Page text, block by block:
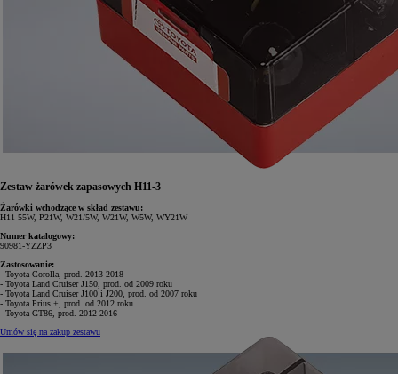
Zestaw żarówek zapasowych H11-3
Żarówki wchodzące w skład zestawu:
H11 55W, P21W, W21/5W, W21W, W5W, WY21W
Numer katalogowy:
90981-YZZP3
Zastosowanie:
- Toyota Corolla, prod. 2013-2018
- Toyota Land Cruiser J150, prod. od 2009 roku
- Toyota Land Cruiser J100 i J200, prod. od 2007 roku
- Toyota Prius +, prod. od 2012 roku
- Toyota GT86, prod. 2012-2016
Umów się na zakup zestawu